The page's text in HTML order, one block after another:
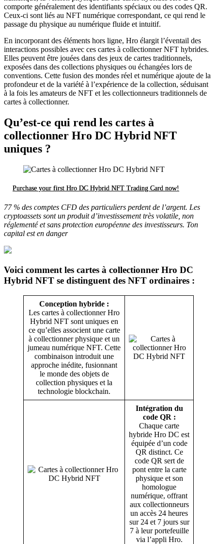
comporte généralement des identifiants spéciaux ou des codes QR.
Ceux-ci sont liés au NFT numérique correspondant, ce qui rend le
passage du physique au numérique fluide et intuitif.
En incorporant des éléments hors ligne, Hro élargit l’éventail des
interactions possibles avec ces cartes à collectionner NFT hybrides.
Elles peuvent être jouées dans des jeux de cartes traditionnels,
exposées dans des collections physiques ou échangées lors de
conventions. Cette fusion des mondes réel et numérique ajoute de la
profondeur et de la variété à l’expérience de la collection, séduisant
à la fois les amateurs de NFT et les collectionneurs traditionnels de
cartes à collectionner.
Qu’est-ce qui rend les cartes à
collectionner Hro DC Hybrid NFT
uniques ?
Purchase your first Hro DC Hybrid NFT Trading Card now!
77 % des comptes CFD des particuliers perdent de l’argent. Les
cryptoassets sont un produit d’investissement très volatile, non
réglementé et sans protection européenne des investisseurs. Ton
capital est en danger
Voici comment les cartes à collectionner Hro DC
Hybrid NFT se distinguent des NFT ordinaires :
Conception hybride :
Les cartes à collectionner Hro
Hybrid NFT sont uniques en
ce qu’elles associent une carte
à collectionner physique et un
jumeau numérique NFT. Cette
combinaison introduit une
approche inédite, fusionnant
le monde des objets de
collection physiques et la
technologie blockchain.
Intégration du
code QR :
Chaque carte
hybride Hro DC est
équipée d’un code
QR distinct. Ce
code QR sert de
pont entre la carte
physique et son
homologue
numérique, offrant
aux collectionneurs
un accès 24 heures
sur 24 et 7 jours sur
7 à leur portefeuille
via l’appli Hro.